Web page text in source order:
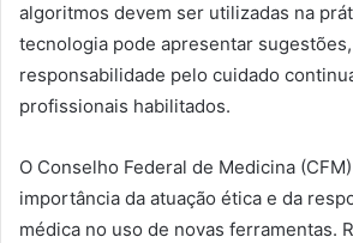
algoritmos devem ser utilizadas na
tecnologia pode apresentar
responsabilidade pelo cuidado
profissionais habilitados.
O Conselho Federal de Medicina
importância da atuação ética e da
médica no uso de novas ferramentas.